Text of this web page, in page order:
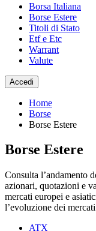
Borsa Italiana
Borse Estere
Titoli di Stato
Etf e Etc
Warrant
Valute
Accedi
Home
Borse
Borse Estere
Borse Estere
Consulta l’andamento
azionari, quotazioni e
mercati europei e
l’evoluzione dei
ATX